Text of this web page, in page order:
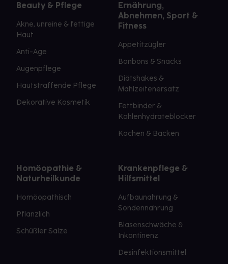
Beauty & Pflege
Akne, unreine & fettige
Haut
Anti-Age
Augenpflege
Hautstraffende Pflege
Dekorative Kosmetik
Ernährung,
Abnehmen, Sport &
Fitness
Appetitzügler
Bonbons & Snacks
Diätshakes &
Mahlzeitenersatz
Fettbinder &
Kohlenhydrateblocker
Kochen & Backen
Homöopathie &
Naturheilkunde
Homöopathisch
Pflanzlich
Schüßler Salze
Krankenpflege &
Hilfsmittel
Aufbaunahrung &
Sondennahrung
Blasenschwäche &
Inkontinenz
Desinfektionsmittel